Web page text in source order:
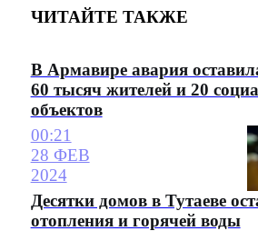
ЧИТАЙТЕ ТАКЖЕ
В Армавире авария
60 тысяч жителей и 20
объектов
00:21
28 ФЕВ
2024
Десятки домов в Тутаеве
отопления и горячей воды